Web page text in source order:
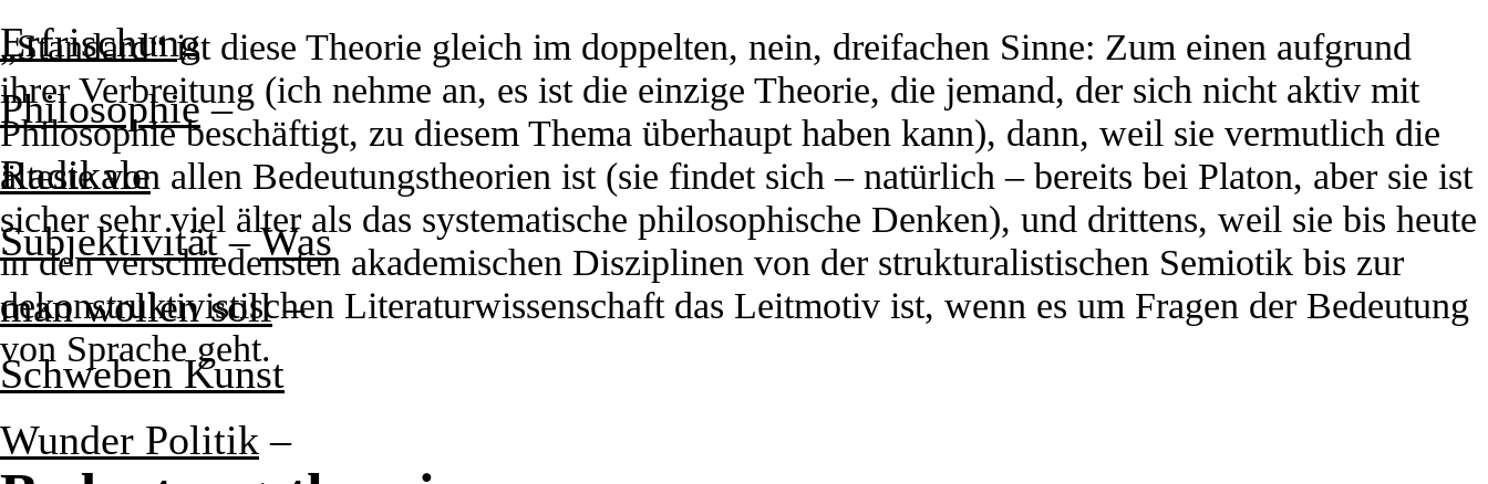
Erfrischung
Philosophie–
Radikale
Subjektivität–Was
man wollen soll–
Schweben Kunst
Wunder Politik –
„Standard“ ist diese Theorie gleich im doppelten, nein, dreifachen Sinne: Zum einen aufgrund
ihrer Verbreitung (ich nehme an, es ist die einzige Theorie, die jemand, der sich nicht aktiv mit
Philosophie beschäftigt, zu diesem Thema überhaupt haben kann), dann, weil sie vermutlich die
älteste von allen Bedeutungstheorien ist (sie findet sich – natürlich – bereits bei Platon, aber sie ist
sicher sehr viel älter als das systematische philosophische Denken), und drittens, weil sie bis heute
in den verschiedensten akademischen Disziplinen von der strukturalistischen Semiotik bis zur
dekonstruktivistischen Literaturwissenschaft das Leitmotiv ist, wenn es um Fragen der Bedeutung
von Sprache geht.